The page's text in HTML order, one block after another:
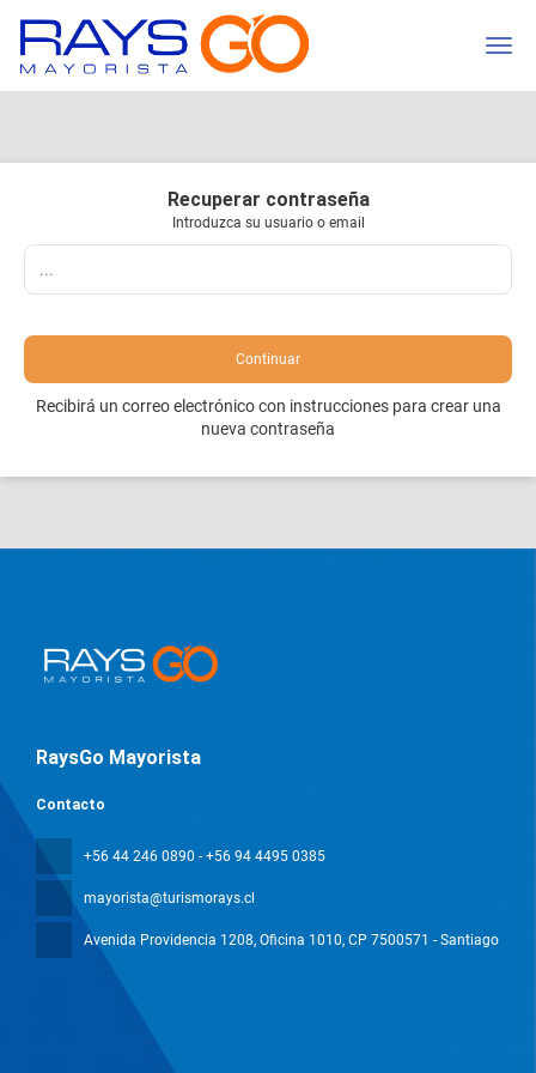
Recuperar contraseña
Introduzca su usuario o email
Continuar
Recibirá un correo electrónico con instrucciones para crear una
nueva contraseña
RaysGo Mayorista
Contacto
+56 44 246 0890 - +56 94 4495 0385
mayorista@turismorays.cl
Avenida Providencia 1208, Oficina 1010, CP 7500571 - Santiago